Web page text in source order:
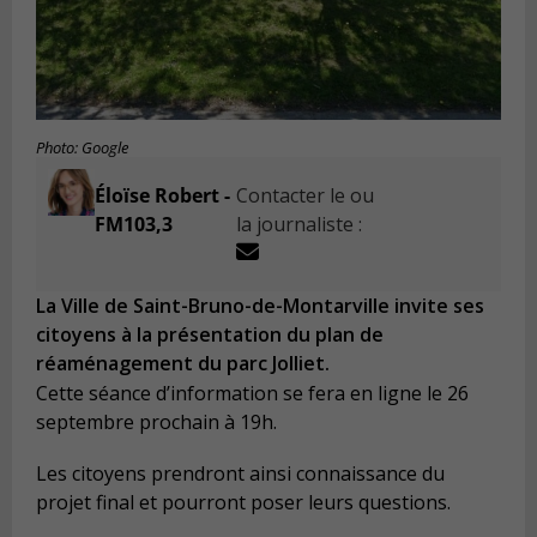
Photo: Google
Éloïse Robert -
FM103,3
Contacter le ou
la journaliste :
La Ville de Saint-Bruno-de-Montarville invite ses
citoyens à la présentation du plan de
réaménagement du parc Jolliet.
Cette séance d’information se fera en ligne le 26
septembre prochain à 19h.
Les citoyens prendront ainsi connaissance du
projet final et pourront poser leurs questions.